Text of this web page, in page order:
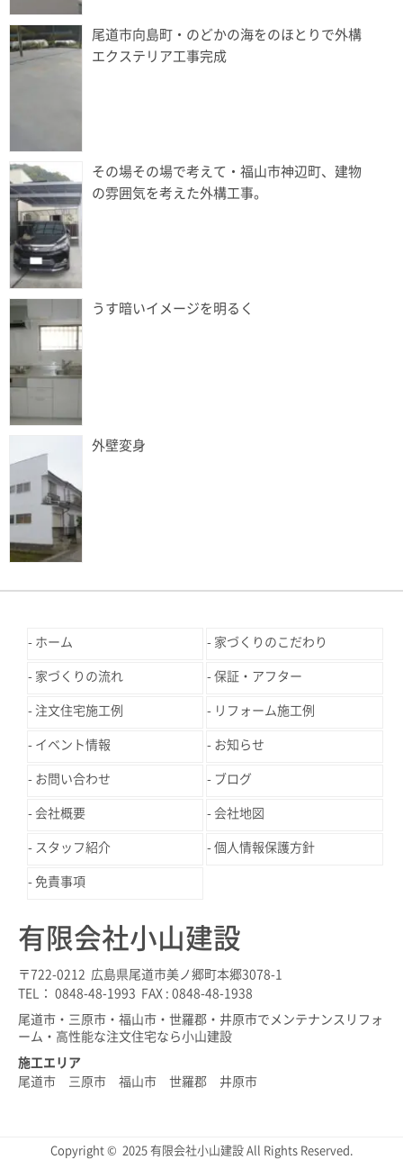
尾道市向島町・のどかの海をのほとりで外構
エクステリア工事完成
その場その場で考えて・福山市神辺町、建物
の雰囲気を考えた外構工事。
うす暗いイメージを明るく
外壁変身
ホーム 家づくりのこだわり
家づくりの流れ 保証・アフター
注文住宅施工例 リフォーム施工例
イベント情報 お知らせ
お問い合わせ ブログ
会社概要 会社地図
スタッフ紹介 個人情報保護方針
免責事項
有限会社小山建設
〒722-0212 広島県尾道市美ノ郷町本郷3078-1
TEL： 0848-48-1993 FAX : 0848-48-1938
尾道市・三原市・福山市・世羅郡・井原市でメンテナンスリフォ
ーム・高性能な注文住宅なら小山建設
施工エリア
尾道市 三原市 福山市 世羅郡 井原市
Copyright © 2025 有限会社小山建設 All Rights Reserved.